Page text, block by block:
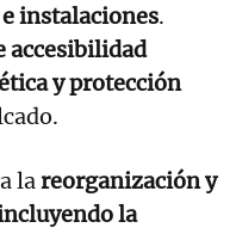
instalaciones.
accesibilidad
y protección
lareorganización y
la